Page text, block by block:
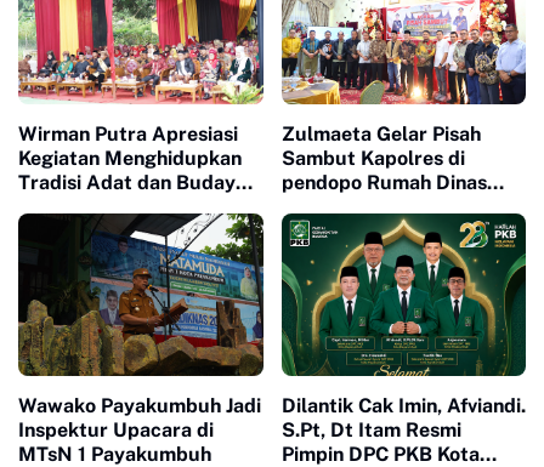
Wirman Putra Apresiasi
Kegiatan Menghidupkan
Tradisi Adat dan Budaya
Zulmaeta Gelar Pisah
Sambut Kapolres di
pendopo Rumah Dinas
Wawako Payakumbuh Jadi
Inspektur Upacara di
MTsN 1 Payakumbuh
Dilantik Cak Imin, Afviandi.
S.Pt, Dt Itam Resmi
Pimpin DPC PKB Kota